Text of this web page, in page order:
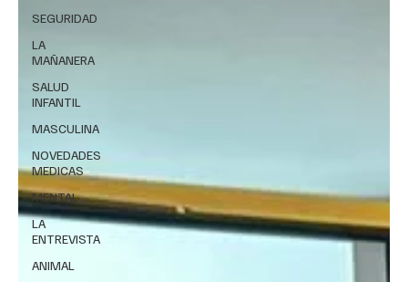
SEGURIDAD
LA
MAÑANERA
SALUD
INFANTIL
MASCULINA
NOVEDADES
MEDICAS
MENTAL
LA
ENTREVISTA
ANIMAL